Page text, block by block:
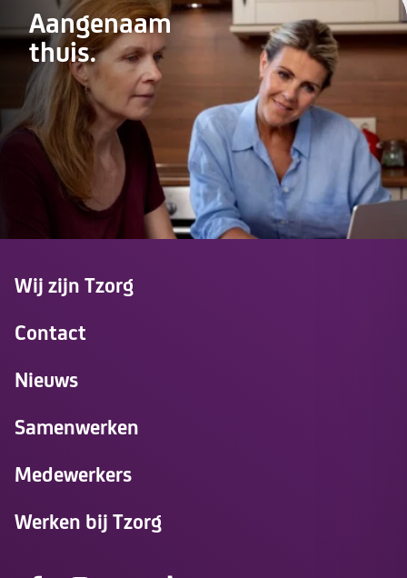
Aangenaam
thuis.
Wij zijn Tzorg
Contact
Nieuws
Samenwerken
Medewerkers
Werken bij Tzorg